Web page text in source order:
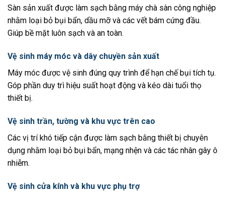
Sàn sản xuất được làm sạch bằng máy chà sàn công nghiệp
nhằm loại bỏ bụi bẩn, dầu mỡ và các vết bám cứng đầu.
Giúp bề mặt luôn sạch và an toàn.
Vệ sinh máy móc và dây chuyền sản xuất
Máy móc được vệ sinh đúng quy trình để hạn chế bụi tích tụ.
Góp phần duy trì hiệu suất hoạt động và kéo dài tuổi thọ
thiết bị.
Vệ sinh trần, tường và khu vực trên cao
Các vị trí khó tiếp cận được làm sạch bằng thiết bị chuyên
dụng nhằm loại bỏ bụi bẩn, mạng nhện và các tác nhân gây ô
nhiễm.
Vệ sinh cửa kính và khu vực phụ trợ